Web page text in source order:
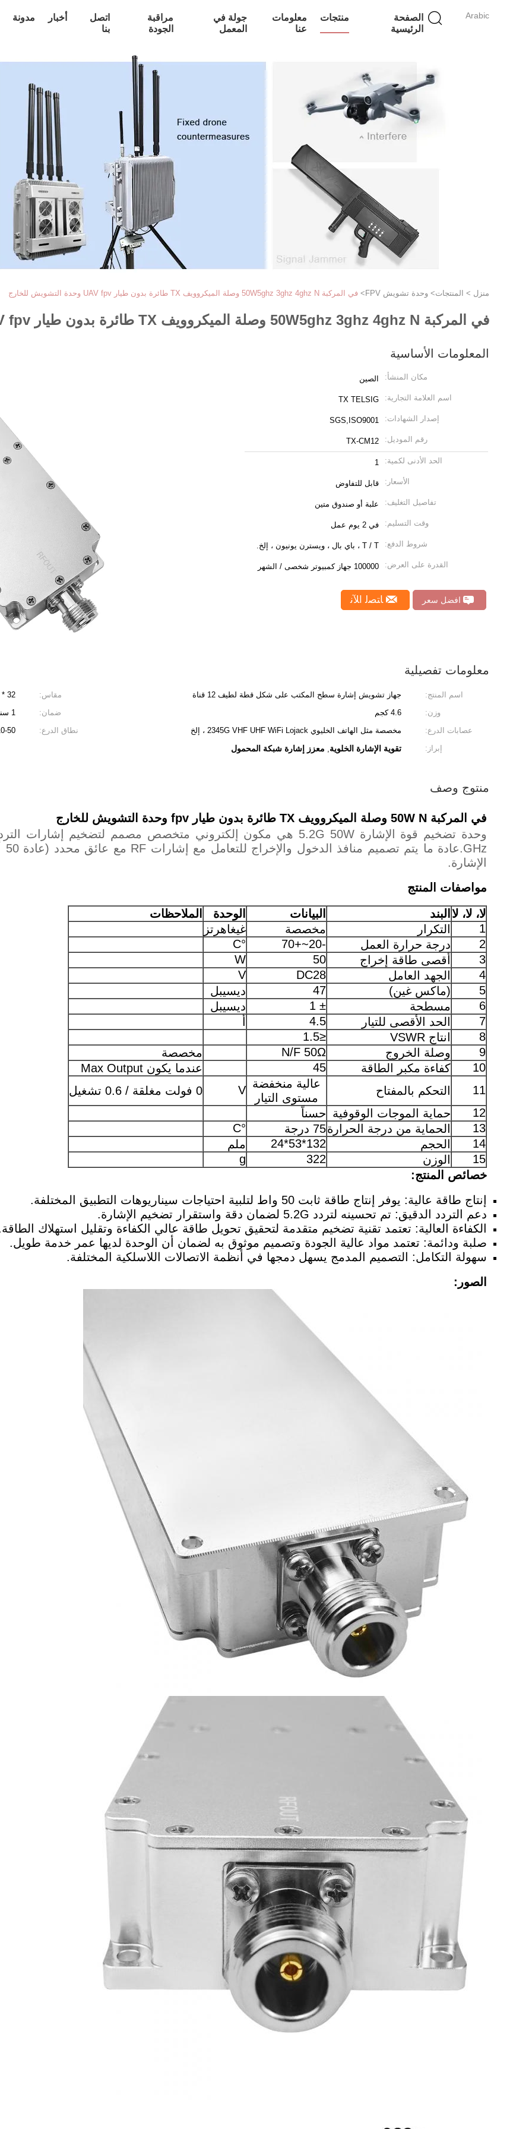
Arabic
الصفحة
الرئيسية
منتجات
معلومات
عنا
جولة في
المعمل
مراقبة
الجودة
اتصل
بنا
أخبار مدونة
منزل > المنتجات> وحدة تشويش FPV > في المركبة 50W5ghz 3ghz 4ghz N وصلة الميكروويف TX طائرة بدون طيار UAV fpv وحدة التشويش للخارج
في المركبة 50W5ghz 3ghz 4ghz N وصلة الميكروويف TX طائرة بدون طيار UAV fpv وحدة التشويش للخارج
المعلومات الأساسية
مكان المنشأ: الصين
اسم العلامة التجارية: TX TELSIG
إصدار الشهادات: SGS,ISO9001
رقم الموديل: TX-CM12
الحد الأدنى لكمية: 1
الأسعار: قابل للتفاوض
تفاصيل التغليف: علبة أو صندوق متين
وقت التسليم: في 2 يوم عمل
شروط الدفع: T / T ، باي بال ، ويسترن يونيون ، إلخ.
القدرة على العرض: 100000 جهاز كمبيوتر شخصى / الشهر
افضل سعر ﺎﺘﺼﻟ ﺍﻶﻧ
معلومات تفصيلية
اسم المنتج: جهاز تشويش إشارة سطح المكتب على شكل قطة لطيف 12 قناة مقاس:
32 * 35.5 * 10 سم
وزن:
4.6 كجم ضمان:
1 سنة
عصابات الدرع:
مخصصة مثل الهاتف الخليوي 2345G VHF UHF WiFi Lojack ، إلخ نطاق الدرع:
10-50
إبراز:
تقوية الإشارة الخلوية, معزز إشارة شبكة المحمول
منتوج وصف
في المركبة 50W N وصلة الميكروويف TX طائرة بدون طيار fpv وحدة التشويش للخارج
الإشارة.
مواصفات المنتج
لا، لا، لا البند البيانات الوحدة
الملاحظات
1
التكرار مخصصة
غيغاهرتز
2
درجة حرارة العمل -20~+70
°C
3
أقصى طاقة إخراج 50
W
4
الجهد العامل DC28
V
5
(ماكس غين) 47
ديسيبل
6
مسطحة ± 1
ديسيبل
7
الحد الأقصى للتيار 4.5
8
انتاج VSWR
≤1.5
9
وصلة الخروج N/F 50Ω
مخصصة
10
كفاءة مكبر الطاقة 45
عندما يكون Max Output
11
التحكم بالمفتاح
عالية منخفضة
مستوى التيار
V
0 فولت مغلقة / 0.6 تشغيل
12
حماية الموجات الوقوفية حسناً
13
الحماية من درجة الحرارة75 درجة
°C
14
الحجم 132*53*24
ملم
15
الوزن 322
g
خصائص المنتج:
إنتاج طاقة عالية: يوفر إنتاج طاقة ثابت 50 واط لتلبية احتياجات سيناريوهات التطبيق المختلفة.
دعم التردد الدقيق: تم تحسينه لتردد 5.2G لضمان دقة واستقرار تضخيم الإشارة.
الكفاءة العالية: تعتمد تقنية تضخيم متقدمة لتحقيق تحويل طاقة عالي الكفاءة وتقليل استهلاك
صلبة ودائمة: تعتمد مواد عالية الجودة وتصميم موثوق به لضمان أن الوحدة لديها عمر خدمة طويل.
سهولة التكامل: التصميم المدمج يسهل دمجها في أنظمة الاتصالات اللاسلكية المختلفة.
الصور: